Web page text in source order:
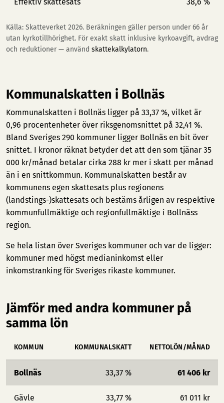
Källa: Skatteverket 2026. Beräkningen gäller person under 66 år
utan kyrkotillhörighet. För exakt skatt inklusive kyrkoavgift, avdrag
och reduktioner — använd skattekalkylatorn.
Kommunalskatten i Bollnäs
Kommunalskatten i Bollnäs ligger på 33,37 %, vilket är
0,96 procentenheter över riksgenomsnittet på 32,41 %.
Bland Sveriges 290 kommuner ligger Bollnäs en bit över
snittet. I kronor räknat betyder det att den som tjänar 35
000 kr/månad betalar cirka 288 kr mer i skatt per månad
än i en snittkommun. Kommunalskatten består av
kommunens egen skattesats plus regionens
(landstings-)skattesats och bestäms årligen av respektive
kommunfullmäktige och regionfullmäktige i Bollnäss
region.
Se hela listan över Sveriges kommuner och var de ligger:
kommuner med högst medianinkomst eller
inkomstranking för Sveriges rikaste kommuner.
Jämför med andra kommuner på
samma lön
KOMMUN KOMMUNALSKATT NETTOLÖN/MÅNAD
Bollnäs 33,37 % 61 406 kr
Gävle 33,77 % 61 011 kr